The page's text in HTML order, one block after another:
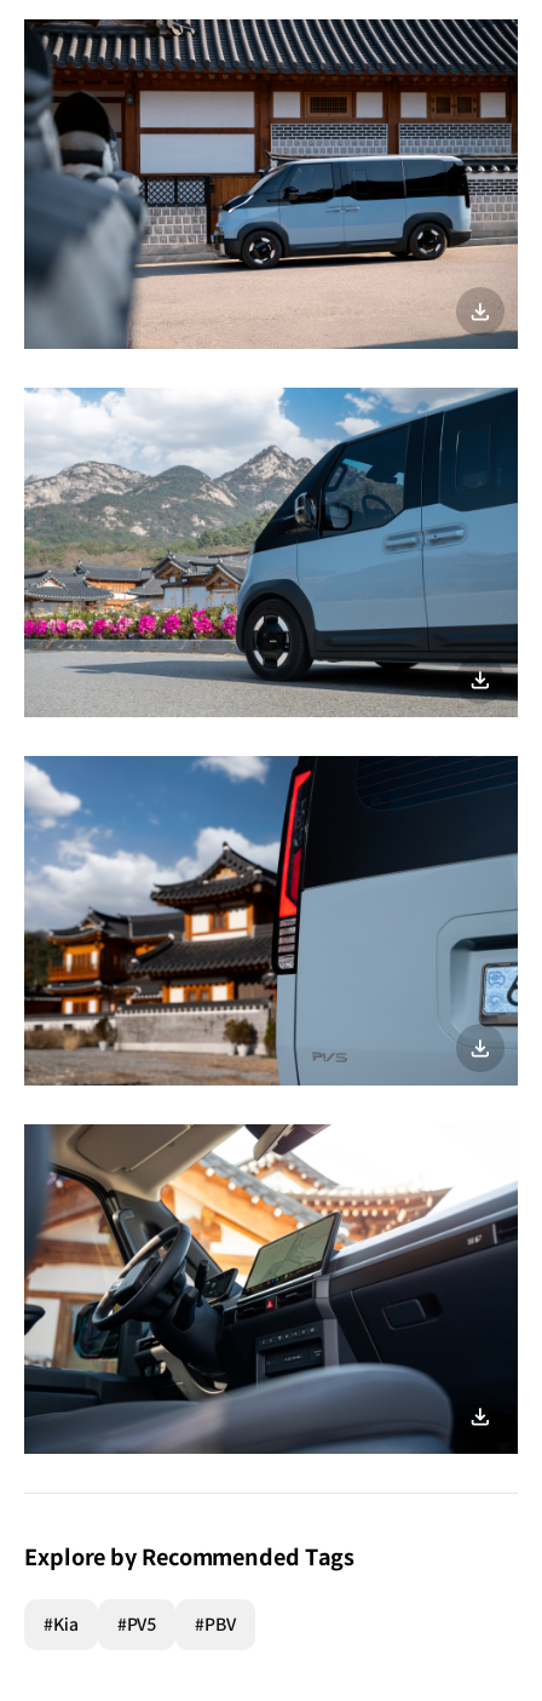
이미지
다운로드
이미지
다운로드
이미지
다운로드
이미지
다운로드
Explore by Recommended Tags
#Kia #PV5 #PBV